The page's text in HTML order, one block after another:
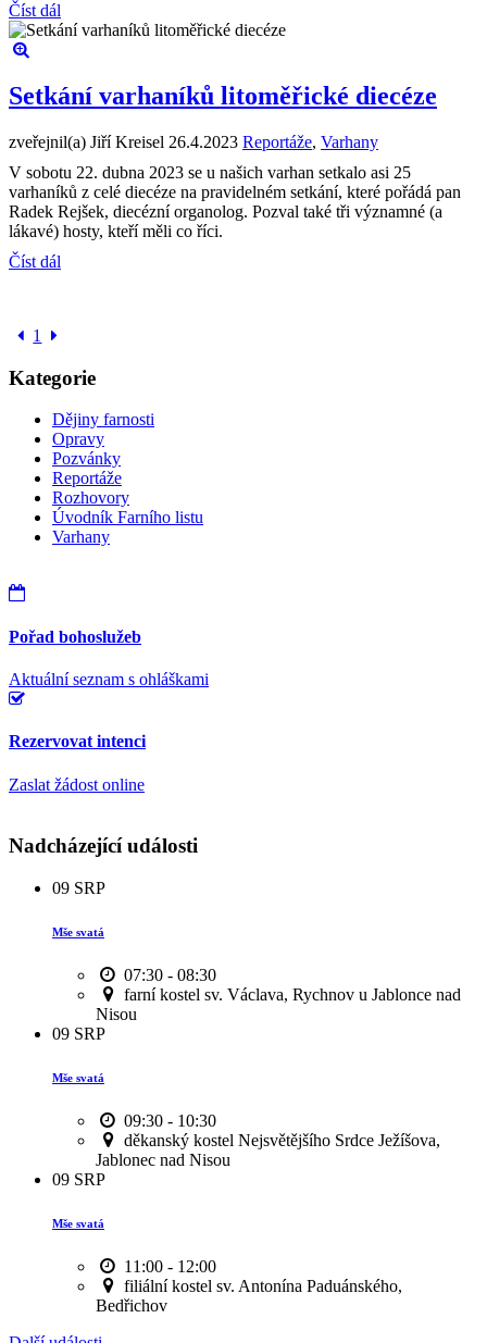
Číst dál
Setkání varhaníků litoměřické diecéze
zveřejnil(a) Jiří Kreisel 26.4.2023 Reportáže, Varhany
V sobotu 22. dubna 2023 se u našich varhan setkalo asi 25
varhaníků z celé diecéze na pravidelném setkání, které pořádá pan
Radek Rejšek, diecézní organolog. Pozval také tři významné (a
lákavé) hosty, kteří měli co říci.
Číst dál
1
Kategorie
Dějiny farnosti
Opravy
Pozvánky
Reportáže
Rozhovory
Úvodník Farního listu
Varhany
Pořad bohoslužeb
Aktuální seznam s ohláškami
Rezervovat intenci
Zaslat žádost online
Nadcházející události
09 SRP
Mše svatá
07:30 - 08:30
farní kostel sv. Václava, Rychnov u Jablonce nad
Nisou
09 SRP
Mše svatá
09:30 - 10:30
děkanský kostel Nejsvětějšího Srdce Ježíšova,
Jablonec nad Nisou
09 SRP
Mše svatá
11:00 - 12:00
filiální kostel sv. Antonína Paduánského,
Bedřichov